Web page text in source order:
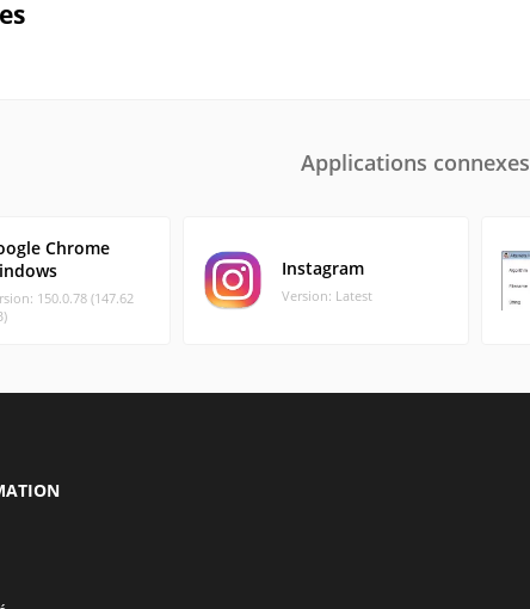
Applications connexes
Chrome
150.0.78 (147.62
Instagram
Version: Latest